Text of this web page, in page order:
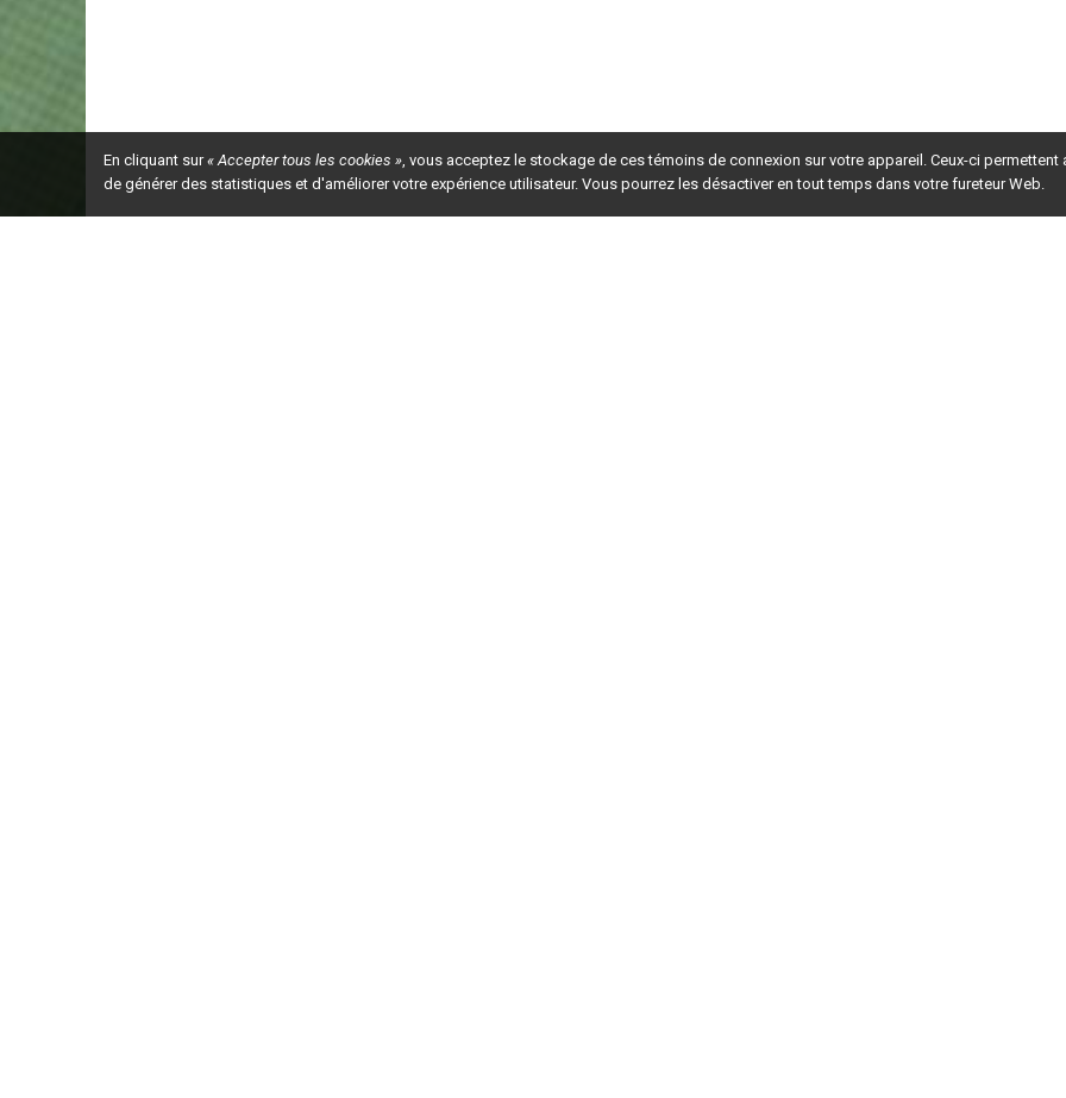
En cliquant sur« Accepter tous les cookies », vous acceptez le stockage de ces témoins de connexion sur votre appareil. Ceux-ci permettent
de générer des statistiques et d'améliorer votre expérience utilisateur. Vous pourrez les désactiver en tout temps dans votre fureteur Web.